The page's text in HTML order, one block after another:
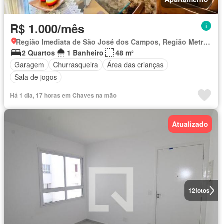
R$ 1.000/mês
Região Imediata de São José dos Campos, Região Metropolitana do Vale do Paraíba e Litoral Norte
2 Quartos
1 Banheiro
48 m²
Garagem
Churrasqueira
Área das crianças
Sala de jogos
Há 1 dia, 17 horas em Chaves na mão
12fotos
Atualizado